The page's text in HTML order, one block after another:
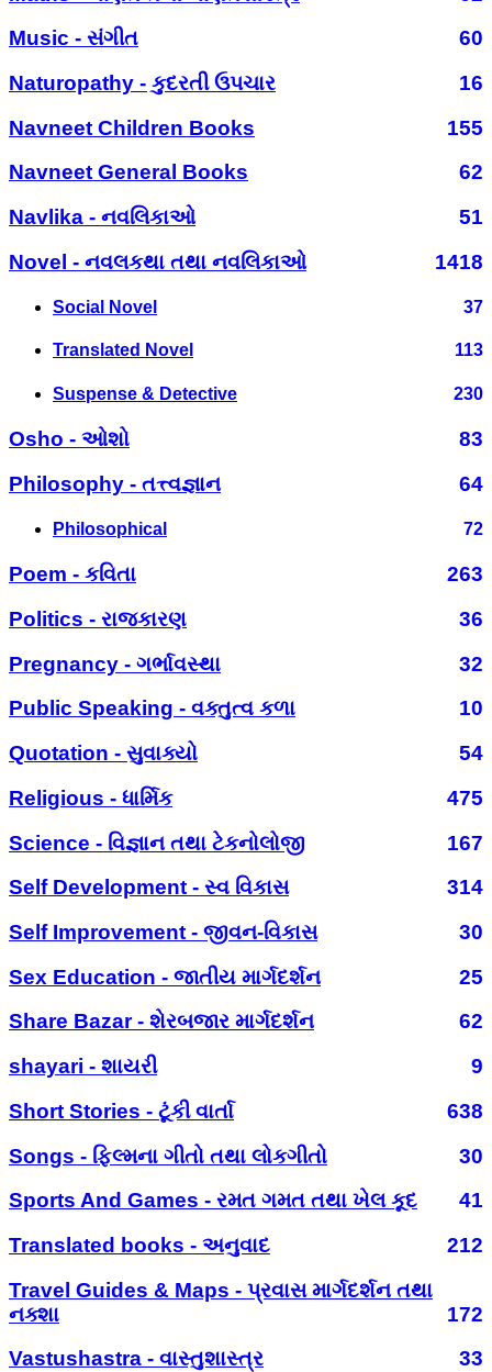
Music - સંગીત
60
Naturopathy - કુદરતી ઉપચાર
16
Navneet Children Books
155
Navneet General Books
62
Navlika - નવલિકાઓ
51
Novel - નવલકથા તથા નવલિકાઓ
1418
Social Novel 37
Translated Novel 113
Suspense & Detective 230
Osho - ઓશો
83
Philosophy - તત્ત્વજ્ઞાન
64
Philosophical 72
Poem - કવિતા
263
Politics - રાજકારણ
36
Pregnancy - ગર્ભાવસ્થા
32
Public Speaking - વક્તુત્વ કળા
10
Quotation - સુવાક્યો
54
Religious - ધાર્મિક
475
Science - વિજ્ઞાન તથા ટેકનોલોજી
167
Self Development - સ્વ વિકાસ
314
Self Improvement - જીવન-વિકાસ
30
Sex Education - જાતીય માર્ગદર્શન
25
Share Bazar - શેરબજાર માર્ગદર્શન
62
shayari - શાયરી
9
Short Stories - ટૂંકી વાર્તા
638
Songs - ફિલ્મના ગીતો તથા લોકગીતો
30
Sports And Games - રમત ગમત તથા ખેલ કૂદ
41
Translated books - અનુવાદ
212
Travel Guides & Maps - પ્રવાસ માર્ગદર્શન તથા
નક્શા
172
Vastushastra - વાસ્તુશાસ્ત્ર
33